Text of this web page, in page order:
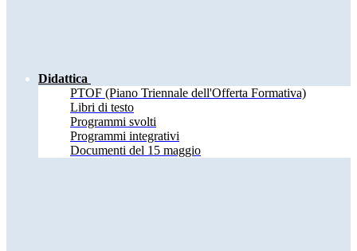
Didattica
PTOF (Piano Triennale dell'Offerta Formativa)
Libri di testo
Programmi svolti
Programmi integrativi
Documenti del 15 maggio